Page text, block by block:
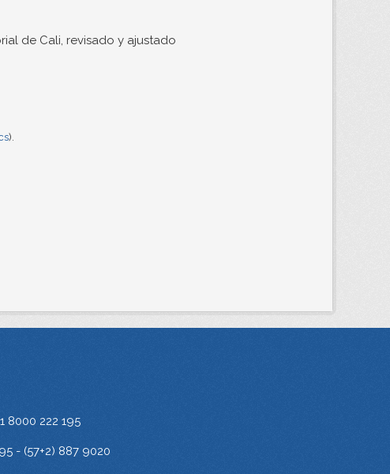
de Cali, revisado y ajustado
).
8000 222 195
- (57+2) 887 9020